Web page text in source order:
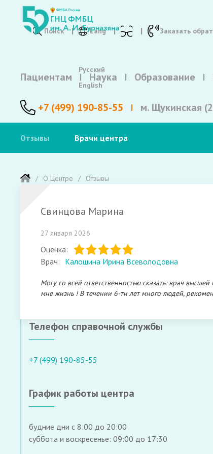
Поиск Lang
Русский
English
Заказать
Пациентам Наука Образование
+7 (499) 190-85-55 м. Щукинская
Отзывы Врачи центра
О Центре Отзывы
Свинцова Марина
27 января 2026
Оценка:
Врач: Калошина Ирина Всеволодовна
Могу со всей ответственностью сказать: врач
мне жизнь ! В течении 6-ти лет много людей,
Телефон справочной службы
+7 (499) 190-85-55
График работы центра
будние дни с 8:00 до 20:00
суббота и воскресенье: 09:00 до 17:30